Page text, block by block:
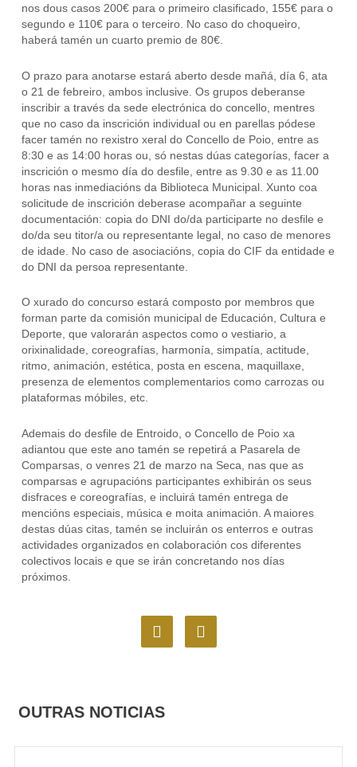
nos dous casos 200€ para o primeiro clasificado, 155€ para o
segundo e 110€ para o terceiro. No caso do choqueiro,
haberá tamén un cuarto premio de 80€.
O prazo para anotarse estará aberto desde mañá, día 6, ata
o 21 de febreiro, ambos inclusive. Os grupos deberanse
inscribir a través da sede electrónica do concello, mentres
que no caso da inscrición individual ou en parellas pódese
facer tamén no rexistro xeral do Concello de Poio, entre as
8:30 e as 14:00 horas ou, só nestas dúas categorías, facer a
inscrición o mesmo día do desfile, entre as 9.30 e as 11.00
horas nas inmediacións da Biblioteca Municipal. Xunto coa
solicitude de inscrición deberase acompañar a seguinte
documentación: copia do DNI do/da participarte no desfile e
do/da seu titor/a ou representante legal, no caso de menores
de idade. No caso de asociacións, copia do CIF da entidade e
do DNI da persoa representante.
O xurado do concurso estará composto por membros que
forman parte da comisión municipal de Educación, Cultura e
Deporte, que valorarán aspectos como o vestiario, a
orixinalidade, coreografías, harmonía, simpatía, actitude,
ritmo, animación, estética, posta en escena, maquillaxe,
presenza de elementos complementarios como carrozas ou
plataformas móbiles, etc.
Ademais do desfile de Entroido, o Concello de Poio xa
adiantou que este ano tamén se repetirá a Pasarela de
Comparsas, o venres 21 de marzo na Seca, nas que as
comparsas e agrupacións participantes exhibirán os seus
disfraces e coreografías, e incluirá tamén entrega de
mencións especiais, música e moita animación. A maiores
destas dúas citas, tamén se incluirán os enterros e outras
actividades organizados en colaboración cos diferentes
colectivos locais e que se irán concretando nos días
próximos.
F
a
o
o
I
n
m
OUTRAS NOTICIAS